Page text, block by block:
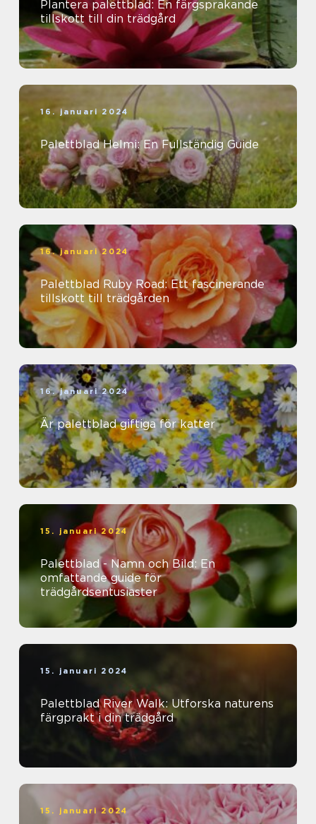
Plantera palettblad: En färgsprakande
tillskott till din trädgård
16. januari 2024
Palettblad Helmi: En Fullständig Guide
16. januari 2024
Palettblad Ruby Road: Ett fascinerande
tillskott till trädgården
16. januari 2024
Är palettblad giftiga för katter
15. januari 2024
Palettblad - Namn och Bild: En
omfattande guide för
trädgårdsentusiaster
15. januari 2024
Palettblad River Walk: Utforska naturens
färgprakt i din trädgård
15. januari 2024